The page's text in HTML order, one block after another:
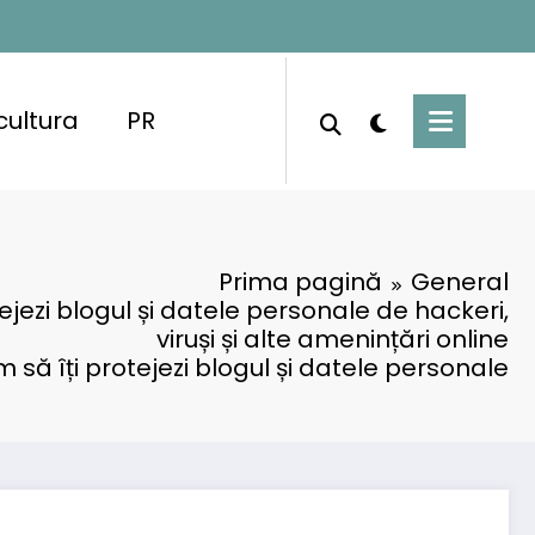
PR
Prima pagină
General
blogul și datele personale de hackeri,
viruși și alte amenințări online
să îți protejezi blogul și datele personale